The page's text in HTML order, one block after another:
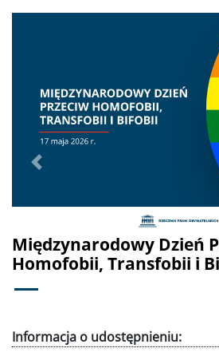
Międzynarodowy Dzień
Homofobii, Transfobii i
Poprzednie
Informacja o udostępnieniu: